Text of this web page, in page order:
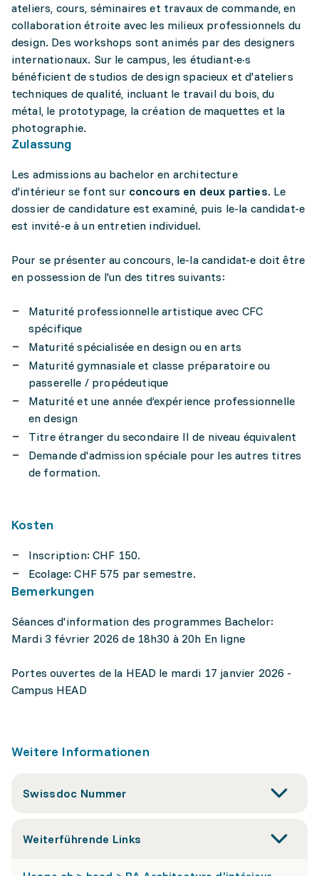
ateliers, cours, séminaires et travaux de commande, en
collaboration étroite avec les milieux professionnels du
design. Des workshops sont animés par des designers
internationaux. Sur le campus, les étudiant·e·s
bénéficient de studios de design spacieux et d'ateliers
techniques de qualité, incluant le travail du bois, du
métal, le prototypage, la création de maquettes et la
photographie.
Zulassung
Les admissions au bachelor en architecture
d'intérieur se font sur concours en deux parties. Le
dossier de candidature est examiné, puis le-la candidat-e
est invité-e à un entretien individuel.
Pour se présenter au concours, le-la candidat-e doit être
en possession de l'un des titres suivants:
Maturité professionnelle artistique avec CFC
spécifique
Maturité spécialisée en design ou en arts
Maturité gymnasiale et classe préparatoire ou
passerelle / propédeutique
Maturité et une année d’expérience professionnelle
en design
Titre étranger du secondaire II de niveau équivalent
Demande d'admission spéciale pour les autres titres
de formation.
Kosten
Inscription: CHF 150.
Ecolage: CHF 575 par semestre.
Bemerkungen
Séances d'information des programmes Bachelor:
Mardi 3 février 2026 de 18h30 à 20h En ligne
Portes ouvertes de la HEAD le mardi 17 janvier 2026 -
Campus HEAD
Weitere Informationen
Swissdoc Nummer
Weiterführende Links